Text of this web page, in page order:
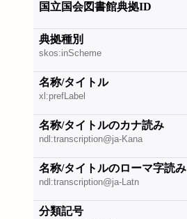
国立国会図書館典拠ID
典拠種別
skos:inScheme
名称/タイトル
xl:prefLabel
名称/タイトルのカナ読み
ndl:transcription@ja-Kana
名称/タイトルのローマ字読み
ndl:transcription@ja-Latn
分類記号